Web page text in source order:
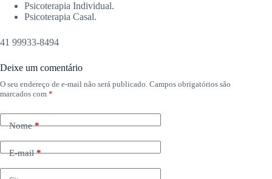
Psicoterapia Individual.
Psicoterapia Casal.
41 99933-8494
Deixe um comentário
O seu endereço de e-mail não será publicado. Campos obrigatórios são
marcados com *
Nome*
E-mail*